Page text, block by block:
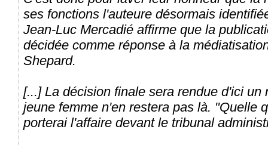
ses fonctions l'auteure désormais
Jean-Luc Mercadié affirme que la
décidée comme réponse à la
Shepard.
[...] La décision finale sera rendue d'ici un
jeune femme n'en restera pas là. "Quelle
porterai l'affaire devant le tribunal